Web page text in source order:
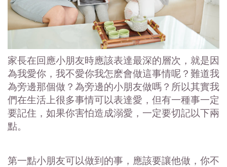
家長在回應小朋友時應該表達最深的層次，就是因
為我愛你，我不愛你我怎麽會做這事情呢？難道我
為旁邊那個做？為旁邊的小朋友做嗎？所以其實我
們在生活上很多事情可以表達愛，但有一種事一定
要記住，如果你害怕造成溺愛，一定要切記以下兩
點。
第一點小朋友可以做到的事，應該要讓他做，你不